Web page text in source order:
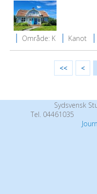
Område: K
Kanot
<< <
Sydsvensk
Tel. 04461035